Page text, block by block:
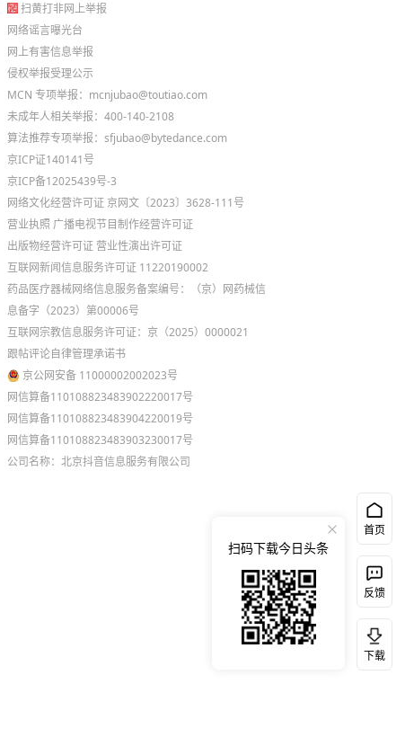
扫黄打非网上举报
网络谣言曝光台
网上有害信息举报
侵权举报受理公示
MCN 专项举报：mcnjubao@toutiao.com
未成年人相关举报：400-140-2108
算法推荐专项举报：sfjubao@bytedance.com
京ICP证140141号
京ICP备12025439号-3
网络文化经营许可证 京网文〔2023〕3628-111号
营业执照 广播电视节目制作经营许可证
出版物经营许可证 营业性演出许可证
互联网新闻信息服务许可证 11220190002
药品医疗器械网络信息服务备案编号：（京）网药械信
息备字（2023）第00006号
互联网宗教信息服务许可证：京（2025）0000021
跟帖评论自律管理承诺书
京公网安备 11000002002023号
网信算备110108823483902220017号
网信算备110108823483904220019号
网信算备110108823483903230017号
公司名称：北京抖音信息服务有限公司
首页
反馈
下载
扫码下载今日头条